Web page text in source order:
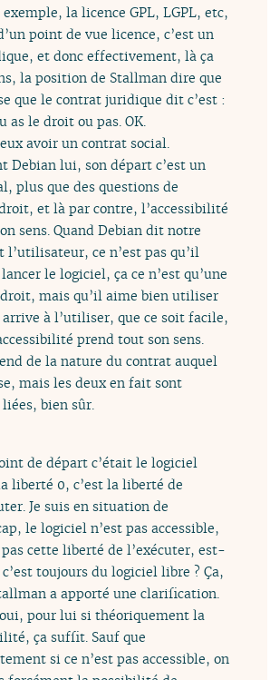
la licence GPL, LGPL, etc,
point de vue licence, c’est un
et donc effectivement, là ça
la position de Stallman dire que
que le contrat juridique dit c’est :
as le droit ou pas. OK.
avoir un contrat social.
Debian lui, son départ c’est un
plus que des questions de
et là par contre, l’accessibilité
sens. Quand Debian dit notre
l’utilisateur, ce n’est pas qu’il
le logiciel, ça ce n’est qu’une
mais qu’il aime bien utiliser
à l’utiliser, que ce soit facile,
prend tout son sens.
de la nature du contrat auquel
mais les deux en fait sont
bien sûr.
de départ c’était le logiciel
liberté 0, c’est la liberté de
Je suis en situation de
le logiciel n’est pas accessible,
pas cette liberté de l’exécuter, est-
c’est toujours du logiciel libre ? Ça,
a apporté une clarification.
pour lui si théoriquement la
ça suffit. Sauf que
si ce n’est pas accessible, on